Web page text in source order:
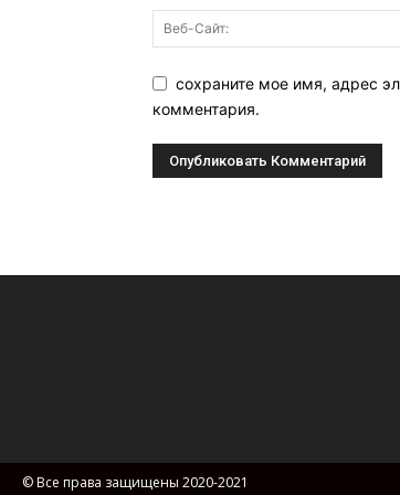
сохраните мое имя, адрес
комментария.
© Все права защищены 2020-2021